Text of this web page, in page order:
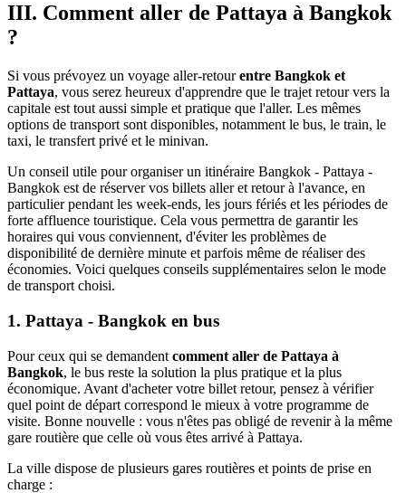
III. Comment aller de Pattaya à Bangkok
?
Si vous prévoyez un voyage aller-retourentre Bangkok et
Pattaya, vous serez heureux d'apprendre que le trajet retour vers la
capitale est tout aussi simple et pratique que l'aller. Les mêmes
options de transport sont disponibles, notamment le bus, le train, le
taxi, le transfert privé et le minivan.
Un conseil utile pour organiser un itinéraire Bangkok - Pattaya -
Bangkok est de réserver vos billets aller et retour à l'avance, en
particulier pendant les week-ends, les jours fériés et les périodes de
forte affluence touristique. Cela vous permettra de garantir les
horaires qui vous conviennent, d'éviter les problèmes de
disponibilité de dernière minute et parfois même de réaliser des
économies. Voici quelques conseils supplémentaires selon le mode
de transport choisi.
1. Pattaya - Bangkok en bus
Pour ceux qui se demandent comment aller de Pattaya à
Bangkok, le bus reste la solution la plus pratique et la plus
économique. Avant d'acheter votre billet retour, pensez à vérifier
quel point de départ correspond le mieux à votre programme de
visite. Bonne nouvelle : vous n'êtes pas obligé de revenir à la même
gare routière que celle où vous êtes arrivé à Pattaya.
La ville dispose de plusieurs gares routières et points de prise en
charge :